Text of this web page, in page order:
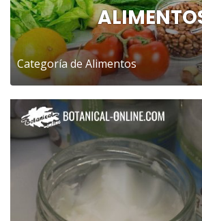
Categoría de Alimentos